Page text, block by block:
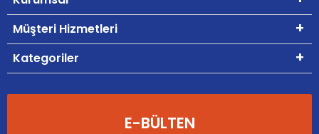
Müşteri Hizmetleri
Kategoriler
E-BÜLTEN